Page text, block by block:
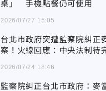
桌」 手機點餐仍可使用
2026/07/27 15:05
台北市政府突遭監察院糾正
案！火線回應：中央法制待
2026/07/24 18:46
監察院糾正台北市政府：麥